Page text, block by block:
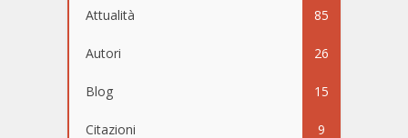
Attualità 85
Autori 26
Blog 15
Citazioni 9